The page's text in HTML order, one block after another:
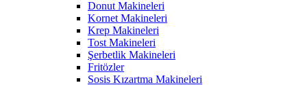
Donut Makineleri
Kornet Makineleri
Krep Makineleri
Tost Makineleri
Şerbetlik Makineleri
Fritözler
Sosis Kızartma Makineleri